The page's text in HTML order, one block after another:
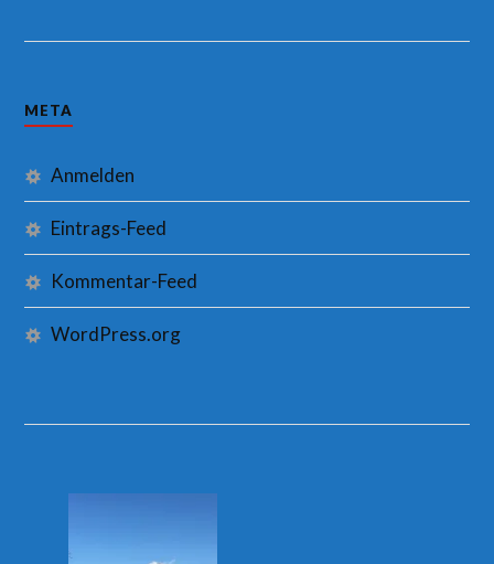
META
Anmelden
Eintrags-Feed
Kommentar-Feed
WordPress.org